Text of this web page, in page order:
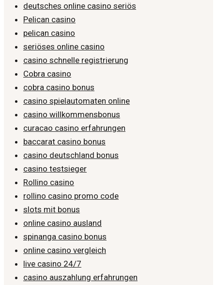
deutsches online casino seriös
Pelican casino
pelican casino
seriöses online casino
casino schnelle registrierung
Cobra casino
cobra casino bonus
casino spielautomaten online
casino willkommensbonus
curacao casino erfahrungen
baccarat casino bonus
casino deutschland bonus
casino testsieger
Rollino casino
rollino casino promo code
slots mit bonus
online casino ausland
spinanga casino bonus
online casino vergleich
live casino 24/7
casino auszahlung erfahrungen